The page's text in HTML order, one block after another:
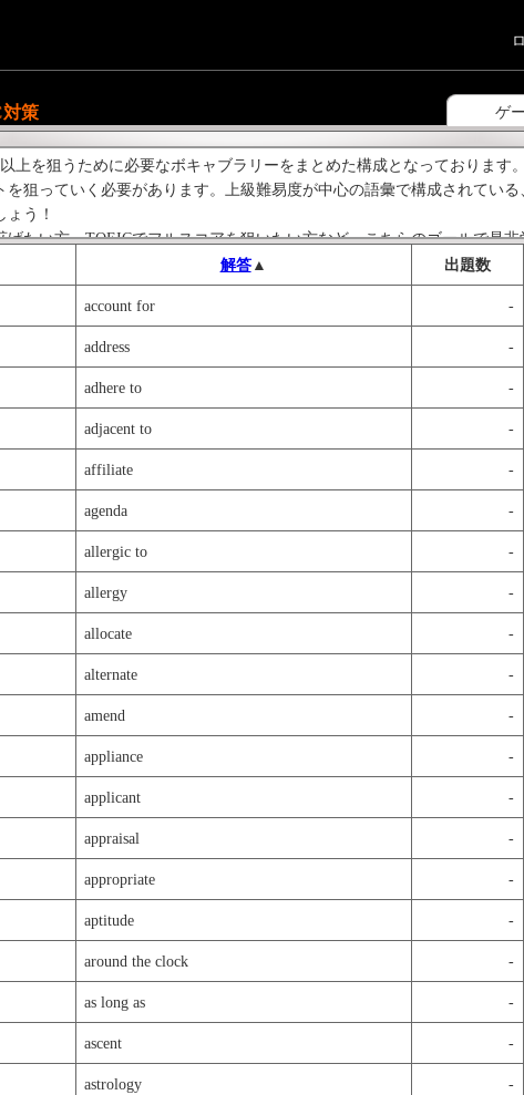
ゲ
策
上を狙うために必要なボキャブラリーをまとめた構成となっております
を狙っていく必要があります。上級難易度が中心の語彙で構成されてい
う！
げたい方、TOEICでフルスコアを狙いたい方など、こちらのゴールで是
解答▲ 出題数
account for -
address -
adhere to -
adjacent to -
affiliate -
agenda -
allergic to -
allergy -
allocate -
alternate -
amend -
appliance -
applicant -
appraisal -
appropriate -
aptitude -
around the clock -
as long as -
ascent -
astrology -